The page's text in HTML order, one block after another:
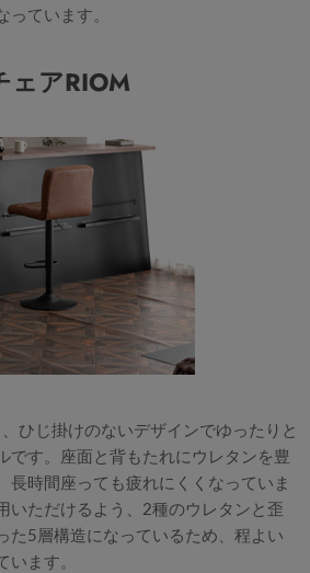
ています。
アRIOM
ひじ掛けのないデザインでゆったりと
です。座面と背もたれにウレタンを豊
長時間座っても疲れにくくなっていま
いただけるよう、2種のウレタンと歪
た5層構造になっているため、程よい
ます。